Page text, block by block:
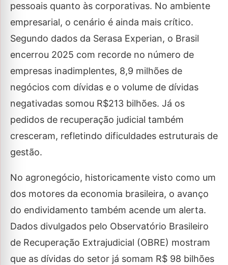
pessoais quanto às corporativas. No ambiente
empresarial, o cenário é ainda mais crítico.
Segundo dados da Serasa Experian, o Brasil
encerrou 2025 com recorde no número de
empresas inadimplentes, 8,9 milhões de
negócios com dívidas e o volume de dívidas
negativadas somou R$213 bilhões. Já os
pedidos de recuperação judicial também
cresceram, refletindo dificuldades estruturais de
gestão.
No agronegócio, historicamente visto como um
dos motores da economia brasileira, o avanço
do endividamento também acende um alerta.
Dados divulgados pelo Observatório Brasileiro
de Recuperação Extrajudicial (OBRE) mostram
que as dívidas do setor já somam R$ 98 bilhões